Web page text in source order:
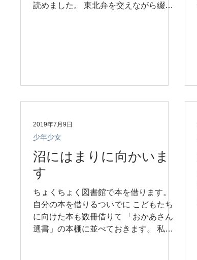
読めました。 東北弁を交えながら綴ら
2019年7月9日
少年少女
沼にはまりに向かいま
す
ちょくちょく図書館で本を借ります。
自分の本を借りるついでに こどもたち
に向けた本も数冊借りて 「おかあさん
選書」の本棚に並べておきます。 私が